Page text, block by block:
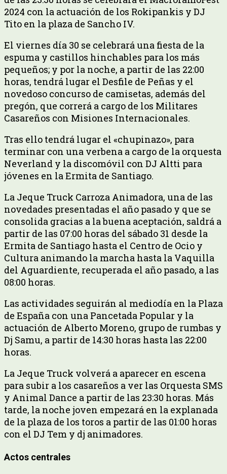
2024 con la actuación de los Rokipankis y DJ
Tito en la plaza de Sancho IV.
El viernes día 30 se celebrará una fiesta de la
espuma y castillos hinchables para los más
pequeños; y por la noche, a partir de las 22:00
horas, tendrá lugar el Desfile de Peñas y el
novedoso concurso de camisetas, además del
pregón, que correrá a cargo de los Militares
Casareños con Misiones Internacionales.
Tras ello tendrá lugar el «chupinazo», para
terminar con una verbena a cargo de la orquesta
Neverland y la discomóvil con DJ Altti para
jóvenes en la Ermita de Santiago.
La Jeque Truck Carroza Animadora, una de las
novedades presentadas el año pasado y que se
consolida gracias a la buena aceptación, saldrá a
partir de las 07:00 horas del sábado 31 desde la
Ermita de Santiago hasta el Centro de Ocio y
Cultura animando la marcha hasta la Vaquilla
del Aguardiente, recuperada el año pasado, a las
08:00 horas.
Las actividades seguirán al mediodía en la Plaza
de España con una Pancetada Popular y la
actuación de Alberto Moreno, grupo de rumbas y
Dj Samu, a partir de 14:30 horas hasta las 22:00
horas.
La Jeque Truck volverá a aparecer en escena
para subir a los casareños a ver las Orquesta SMS
y Animal Dance a partir de las 23:30 horas. Más
tarde, la noche joven empezará en la explanada
de la plaza de los toros a partir de las 01:00 horas
con el DJ Tem y dj animadores.
Actos centrales